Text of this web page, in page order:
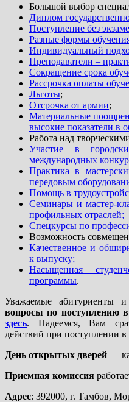
Большой выбор
Диплом
Поступление без
Разные формы
Индивидуальный
Преподаватели –
Сокращение срока
Рассрочка оплаты
Льготы;
Отсрочка от армии;
Материальные
высокие показатели в
Работа над
Участие в
международных
Практика в
передовым
Помощь в
Семинары и мастер-
профильных отраслей;
Спецкурсы по
Возможность
Качественное и
к выпуску;
Насыщенная
программы.
Уважаемые абитуриенты
вопросы по поступлению
здесь. Надеемся, Вам
действий при поступлении в
День открытых дверей —
Приемная комиссия
Адрес: 392000, г. Тамбов,